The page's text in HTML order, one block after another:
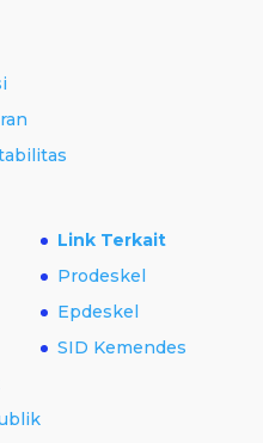
Link Terkait
Prodeskel
Epdeskel
SID Kemendes